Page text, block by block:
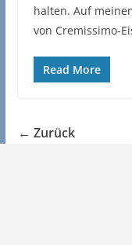
halten. Auf
von Cremissimo-
Read More
← Zurück